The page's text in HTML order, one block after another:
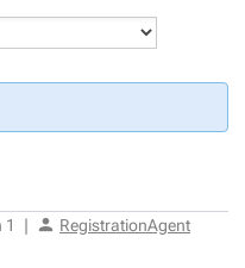
1 | RegistrationAgent